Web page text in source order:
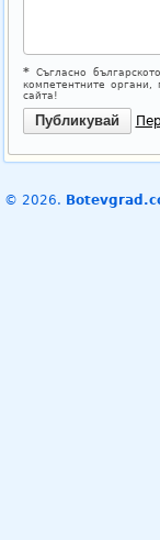
*Съгласно
компетентните
сайта!
© 2026.